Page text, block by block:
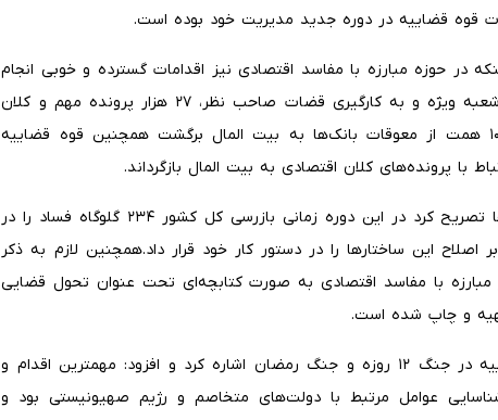
قوه قضاییه در دوره جدید مدیریت خود بوده است.
در حوزه مبارزه با مفاسد اقتصادی نیز اقدامات گسترده و خوبی انجام
شده است، خاطرنشان کرد با تشکیل شعبه ویژه و به کارگیری قضات صاحب نظر، ۲۷ هزار پرونده مهم و کلان
اقتصادی رسیدگی شد و نزدیک به ۱۰۳ همت از معوقات بانک‌ها به بیت المال برگشت همچنین قوه قضاییه
وی با تاکید بر اهمیت اصلاح ساختارها تصریح کرد در این دوره زمانی بازرسی کل کشور ۲۳۴ گلوگاه فساد را در
اصلاح این ساختارها را در دستور کار خود قرار داد.همچنین لازم به ذکر
مبارزه با مفاسد اقتصادی به صورت کتابچه‌ای تحت عنوان تحول قضایی
تهیه و چاپ شده است.
خلیلی همچنین به اقدامات قوه قضاییه در جنگ ۱۲ روزه و جنگ رمضان اشاره کرد و افزود: مهمترین اقدام و
عوامل مرتبط با دولت‌های متخاصم و رژیم صهیونیستی بود و